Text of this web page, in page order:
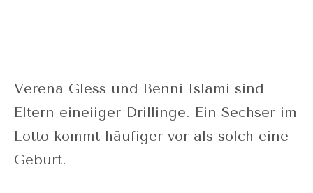
Verena Gless und Benni Islami sind
Eltern eineiiger Drillinge. Ein Sechser im
Lotto kommt häufiger vor als solch eine
Geburt.